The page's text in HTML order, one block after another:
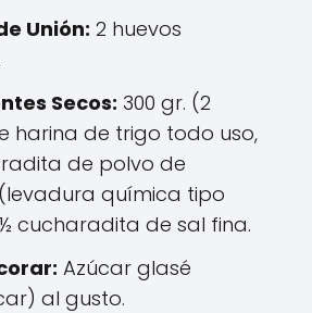
Unión: 2 huevos
Secos: 300 gr. (2
harina de trigo todo uso,
de polvo de
química tipo
cucharadita de sal fina.
Azúcar glasé
al gusto.